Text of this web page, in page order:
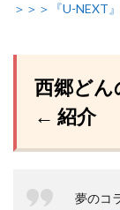
＞＞＞『U-NEXT
西郷どん
← 紹介
夢のコ